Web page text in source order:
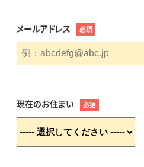
メールアドレス 必須
現在のお住まい 必須